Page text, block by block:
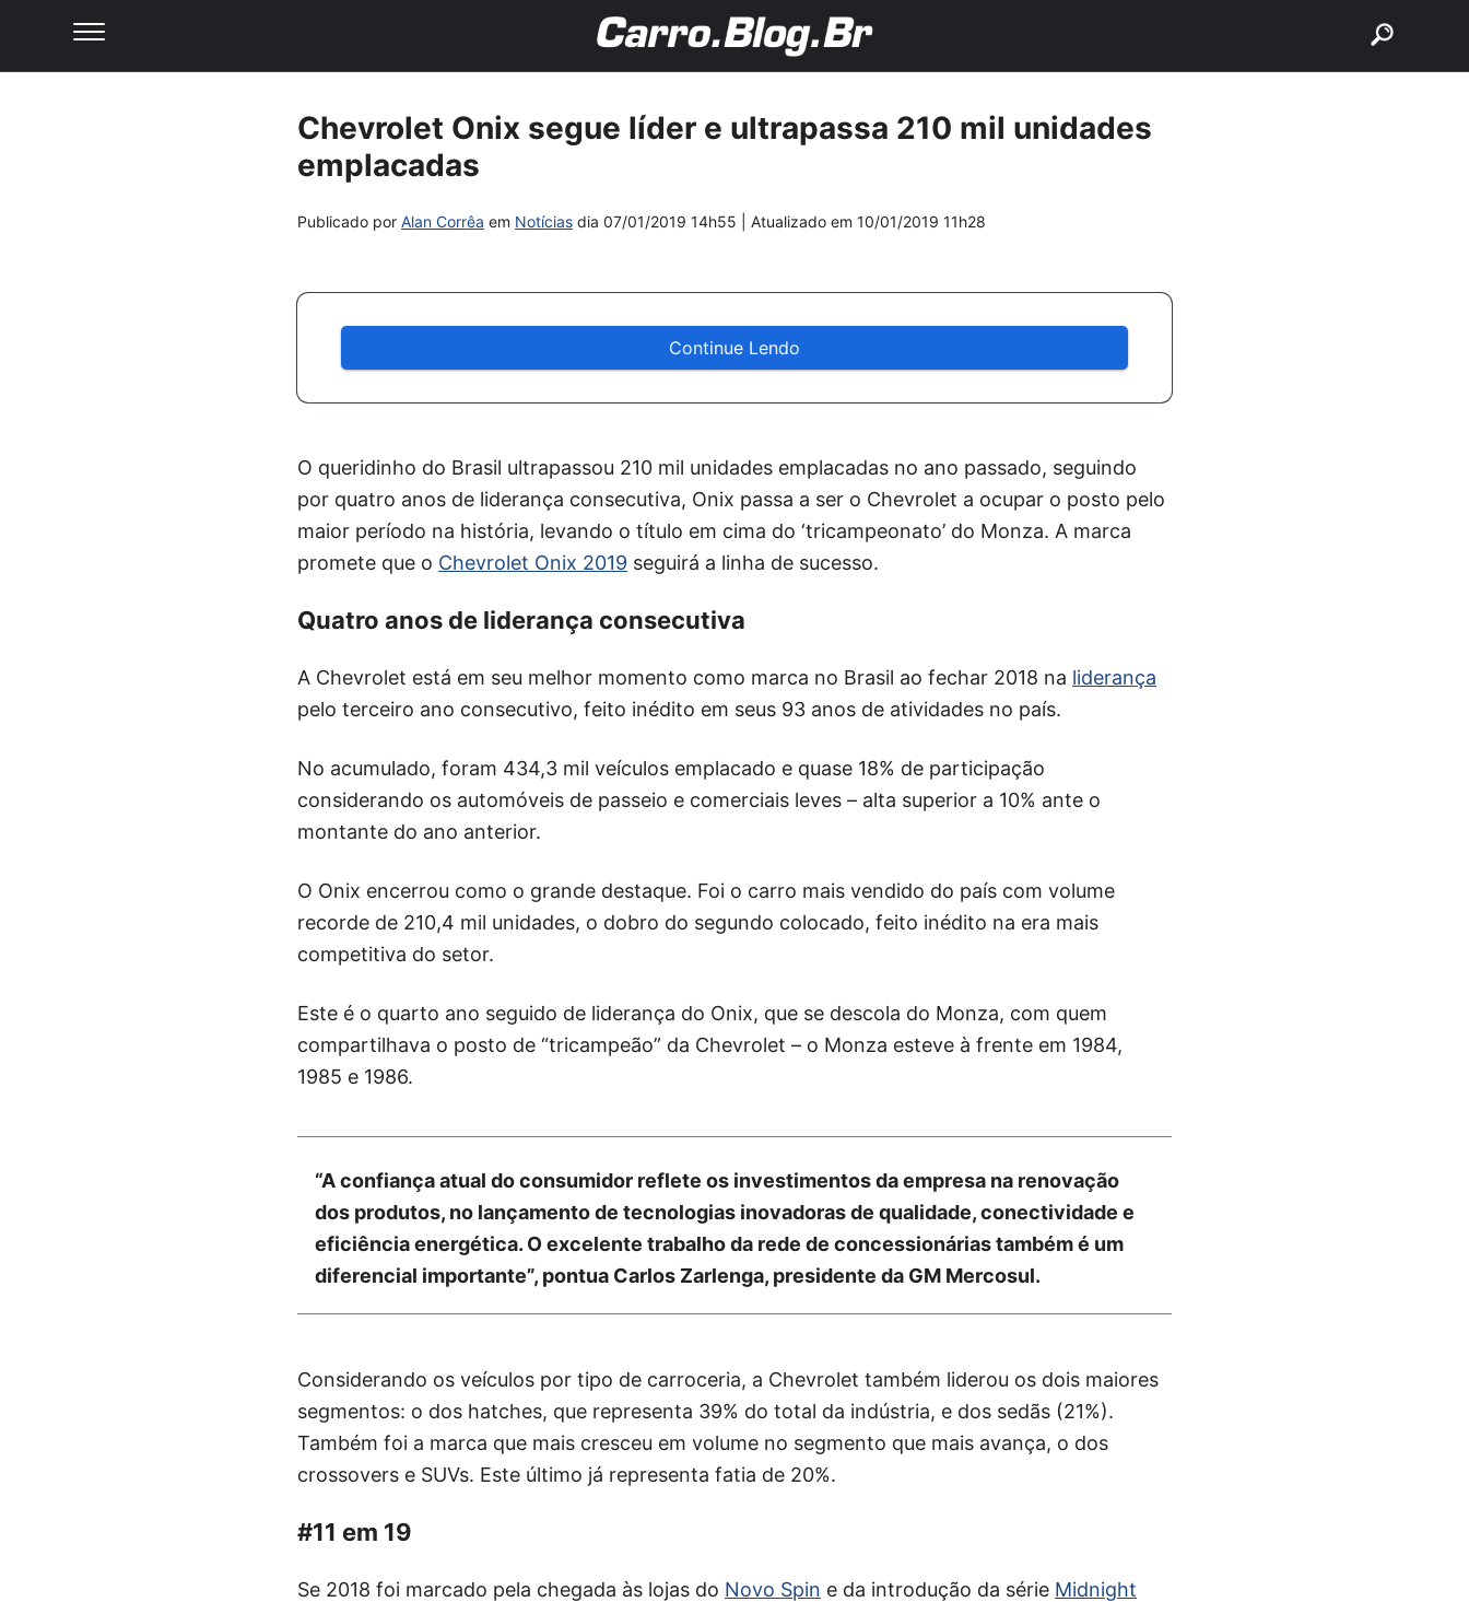
Chevrolet Onix segue líder e ultrapassa 210 mil unidades
emplacadas
Publicado por Alan Corrêa em Notícias dia 07/01/2019 14h55 | Atualizado em 10/01/2019 11h28
Continue Lendo
O queridinho do Brasil ultrapassou 210 mil unidades emplacadas no ano passado, seguindo
por quatro anos de liderança consecutiva, Onix passa a ser o Chevrolet a ocupar o posto pelo
maior período na história, levando o título em cima do ‘tricampeonato’ do Monza. A marca
promete que o Chevrolet Onix 2019 seguirá a linha de sucesso.
Quatro anos de liderança consecutiva
A Chevrolet está em seu melhor momento como marca no Brasil ao fechar 2018 na liderança
pelo terceiro ano consecutivo, feito inédito em seus 93 anos de atividades no país.
No acumulado, foram 434,3 mil veículos emplacado e quase 18% de participação
considerando os automóveis de passeio e comerciais leves – alta superior a 10% ante o
montante do ano anterior.
O Onix encerrou como o grande destaque. Foi o carro mais vendido do país com volume
recorde de 210,4 mil unidades, o dobro do segundo colocado, feito inédito na era mais
competitiva do setor.
Este é o quarto ano seguido de liderança do Onix, que se descola do Monza, com quem
compartilhava o posto de “tricampeão” da Chevrolet – o Monza esteve à frente em 1984,
1985 e 1986.
“A confiança atual do consumidor reflete os investimentos da empresa na renovação
dos produtos, no lançamento de tecnologias inovadoras de qualidade, conectividade e
eficiência energética. O excelente trabalho da rede de concessionárias também é um
diferencial importante”, pontua Carlos Zarlenga, presidente da GM Mercosul.
Considerando os veículos por tipo de carroceria, a Chevrolet também liderou os dois maiores
segmentos: o dos hatches, que representa 39% do total da indústria, e dos sedãs (21%).
Também foi a marca que mais cresceu em volume no segmento que mais avança, o dos
crossovers e SUVs. Este último já representa fatia de 20%.
#11 em 19
Se 2018 foi marcado pela chegada às lojas do Novo Spin e da introdução da série Midnight